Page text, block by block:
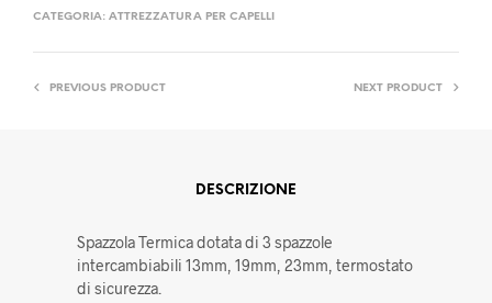
CATEGORIA: ATTREZZATURA PER CAPELLI
PREVIOUS PRODUCT NEXT PRODUCT
DESCRIZIONE
Spazzola Termica dotata di 3 spazzole
intercambiabili 13mm, 19mm, 23mm, termostato
di sicurezza.